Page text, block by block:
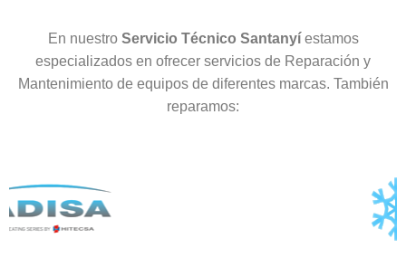
En nuestro Servicio Técnico Santanyí estamos
especializados en ofrecer servicios de Reparación y
Mantenimiento de equipos de diferentes marcas. También
reparamos: